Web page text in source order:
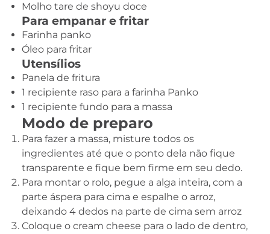
Molho tare de shoyu doce
Para empanar e fritar
Farinha panko
Óleo para fritar
Utensílios
Panela de fritura
1 recipiente raso para a farinha Panko
1 recipiente fundo para a massa
Modo de preparo
Para fazer a massa, misture todos os
ingredientes até que o ponto dela não fique
transparente e fique bem firme em seu dedo.
Para montar o rolo, pegue a alga inteira, com a
parte áspera para cima e espalhe o arroz,
deixando 4 dedos na parte de cima sem arroz
Coloque o cream cheese para o lado de dentro,